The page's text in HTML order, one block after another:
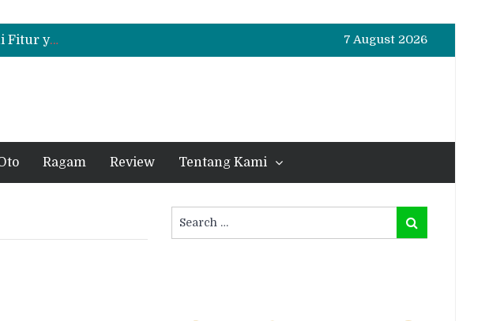
Promo Servis Mitsubishi Agustus 2026, Ada Diskon ESP dan Bodi & Cat Kilau Merdeka
Suzuki XL7 Terbaru Jadi Favorit Test Drive di GIIAS 2026, Ini Fitur yang Paling Dipuji
Bukan Sekadar Sporty, Ini Alasan Suzuki Fronx SGX Hybrid Kuro Layak Dilirik
7 August 2026
Ragam Review Tentang Kami
for:
Search